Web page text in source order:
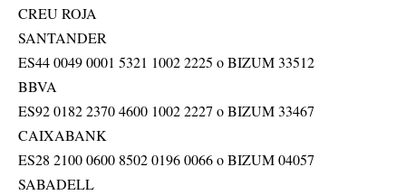
CREU ROJA
SANTANDER
ES44 0049 0001 5321 1002 2225 o BIZUM 33512
BBVA
ES92 0182 2370 4600 1002 2227 o BIZUM 33467
CAIXABANK
ES28 2100 0600 8502 0196 0066 o BIZUM 04057
SABADELL